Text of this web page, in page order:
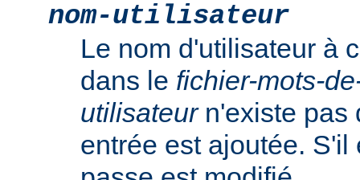
nom-utilisateur
Le nom d'utilisateur à
dans le fichier-mots-
utilisateurn'existe pas
entrée est ajoutée. S'il